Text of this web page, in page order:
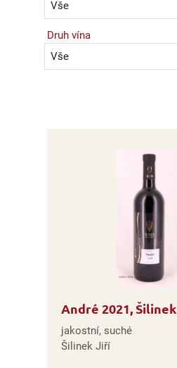
Druh vína
André 2021, Šilinek
jakostní, suché
Šilinek Jiří